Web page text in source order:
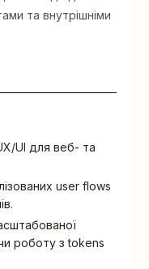
та внутрішніми
UI для веб- та
user flows
роботу з tokens